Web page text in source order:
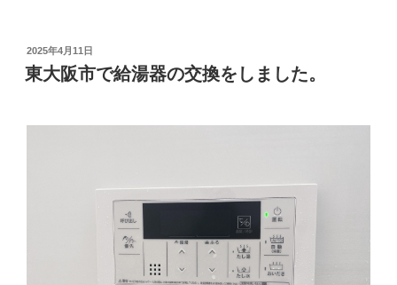
投
稿
日:
2025年4月11日
東大阪市で給湯器の交換をしました。